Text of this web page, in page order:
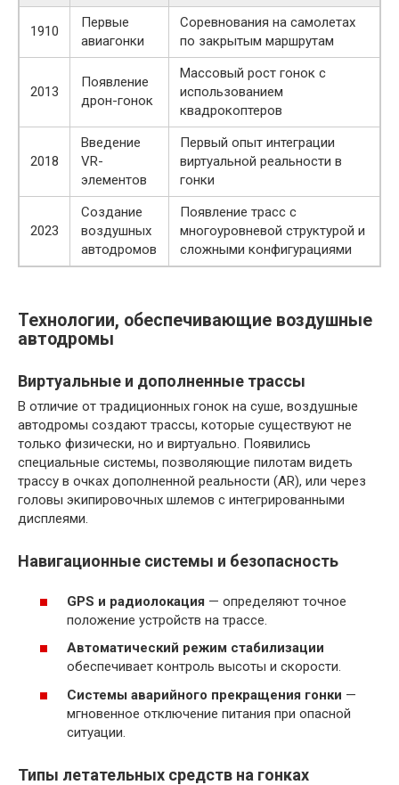
1910
Первые
авиагонки
Соревнования на самолетах
по закрытым маршрутам
2013
Появление
дрон-гонок
Массовый рост гонок с
использованием
квадрокоптеров
2018
Введение
VR-
элементов
Первый опыт интеграции
виртуальной реальности в
гонки
2023
Создание
воздушных
автодромов
Появление трасс с
многоуровневой структурой и
сложными конфигурациями
Технологии, обеспечивающие воздушные
автодромы
Виртуальные и дополненные трассы
В отличие от традиционных гонок на суше, воздушные
автодромы создают трассы, которые существуют не
только физически, но и виртуально. Появились
специальные системы, позволяющие пилотам видеть
трассу в очках дополненной реальности (AR), или через
головы экипировочных шлемов с интегрированными
дисплеями.
Навигационные системы и безопасность
GPS и радиолокация — определяют точное
положение устройств на трассе.
Автоматический режим стабилизации
обеспечивает контроль высоты и скорости.
Системы аварийного прекращения гонки —
мгновенное отключение питания при опасной
ситуации.
Типы летательных средств на гонках